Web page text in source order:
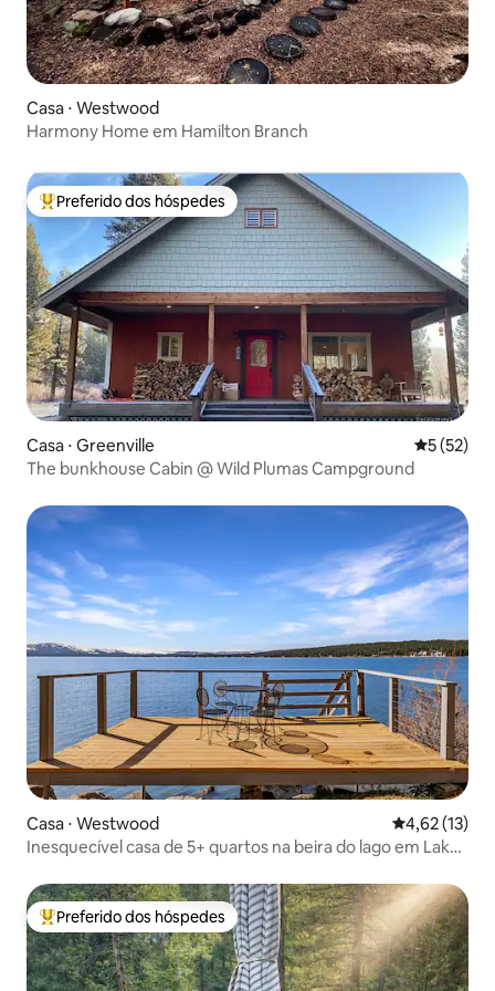
Casa ⋅ Westwood
Harmony Home em Hamilton Branch
Entre os melhores preferidos dos hóspedes
Preferido dos hóspedes
Casa ⋅ Greenville 5 de uma
5 (52)
The bunkhouse Cabin @ Wild Plumas Campground
Casa ⋅ Westwood 4,62 de uma
4,62 (13)
Inesquecível casa de 5+ quartos na beira do lago em Lake
Entre os melhores preferidos dos hóspedes
Preferido dos hóspedes